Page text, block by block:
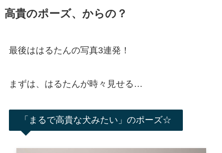
高貴のポーズ、からの？
最後ははるたんの写真3連発！
まずは、はるたんが時々見せる…
「まるで高貴な犬みたい」のポーズ☆